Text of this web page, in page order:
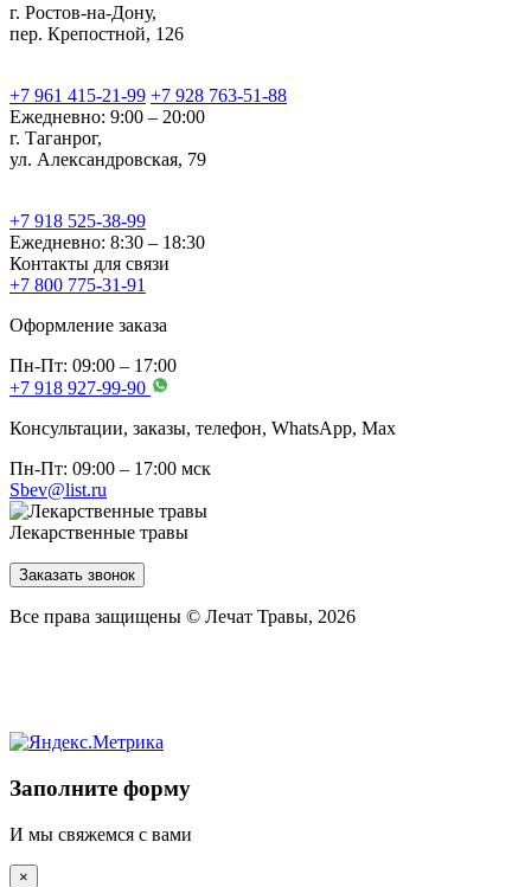
г. Ростов-на-Дону,
пер. Крепостной, 126
+7 961 415-21-99 +7 928 763-51-88
Ежедневно: 9:00 – 20:00
г. Таганрог,
ул. Александровская, 79
+7 918 525-38-99
Ежедневно: 8:30 – 18:30
Контакты для связи
+7 800 775-31-91
Оформление заказа
Пн-Пт: 09:00 – 17:00
+7 918 927-99-90
Консультации, заказы, телефон, WhatsApp, Мах
Пн-Пт: 09:00 – 17:00 мск
Sbev@list.ru
Лекарственные травы
Заказать звонок
Все права защищены © Лечат Травы, 2026
Заполните форму
И мы свяжемся с вами
×